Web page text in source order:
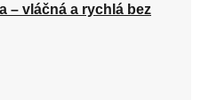
– vláčná a rychlá bez